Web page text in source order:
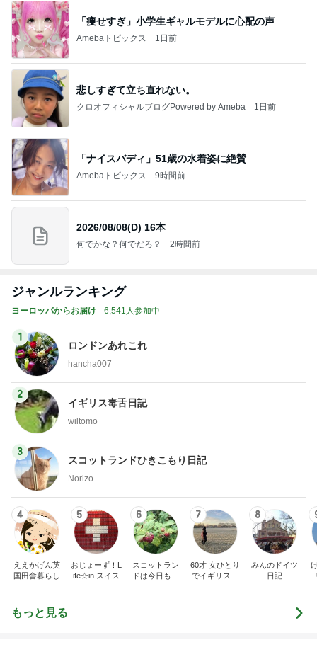
「痩せすぎ」小学生ギャルモデルに心配の声
Amebaトピックス 1日前
悲しすぎて立ち直れない。
クロオフィシャルブログPowered by Ameba 1日前
「ナイスバディ」51歳の水着姿に絶賛
Amebaトピックス 9時間前
2026/08/08(D) 16本
何でかな？何でだろ？ 2時間前
ジャンルランキング
ヨーロッパからお届け 6,541人参加中
1
ロンドンあれこれ
hancha007
2
イギリス毒舌日記
wiltomo
3
スコットランドひきこもり日記
Norizo
4
ええかげん英
国田舎暮らし
5
おじょーず！L
ife☆in スイス
6
スコットラン
ドは今日も曇
7
60才 女ひとり
でイギリスに
8
みんのドイツ
日記
もっと見る